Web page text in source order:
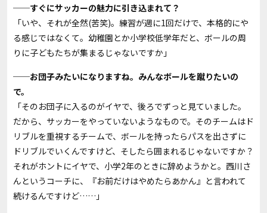
──すぐにサッカーの魅力に引き込まれて？
「いや、それが全然(苦笑)。練習が週に1回だけで、本格的にや
る感じではなくて。幼稚園とか小学校低学年だと、ボールの周
りに子どもたちが集まるじゃないですか」
──お団子みたいになりますね。みんなボールを蹴りたいの
で。
「そのお団子に入るのがイヤで、後ろでずっと見ていました。
だから、サッカーをやっていないようなもので。そのチームはド
リブルを重視するチームで、ボールを持ったらパスを出さずに
ドリブルでいくんですけど、そしたら囲まれるじゃないですか？
それがホントにイヤで、小学2年のときに辞めようかと。西川さ
んというコーチに、『お前だけはやめたらあかん』と言われて
続けるんですけど……」